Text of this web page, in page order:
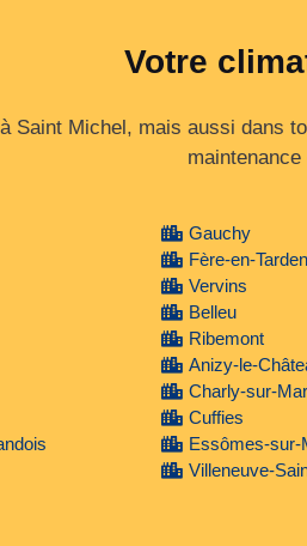
Votre
Saint Michel, mais aussi dans
Gauchy
Fère-en-
Vervins
Belleu
Ribemont
Anizy-le-
Charly-sur-
Cuffies
Essômes-sur-
Villeneuve-